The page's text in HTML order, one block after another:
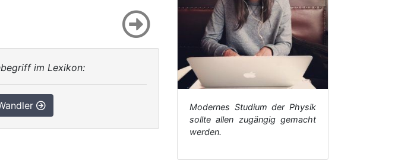
im Lexikon:
Modernes Studium der Physik
sollte allen zugängig gemacht
werden.